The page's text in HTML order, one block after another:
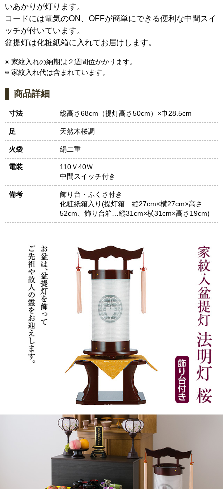
いあかりが灯ります。
コードには電気のON、OFFが簡単にできる便利な中間スイ
ッチが付いています。
盆提灯は化粧紙箱に入れてお届けします。
※ 家紋入れの納期は２週間位かかります。
※ 家紋入れ代は含まれています。
商品詳細
寸法 総高さ68cm（提灯高さ50cm）×巾28.5cm
足 天然木桜調
火袋 絹二重
電装
110Ｖ40Ｗ
中間スイッチ付き
備考
飾り台・ふくさ付き
化粧紙箱入り(提灯箱…縦27cm×横27cm×高さ
52cm、飾り台箱…縦31cm×横31cm×高さ19cm)